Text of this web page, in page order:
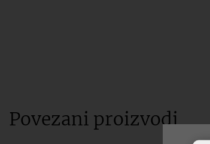
Povezani proizvodi